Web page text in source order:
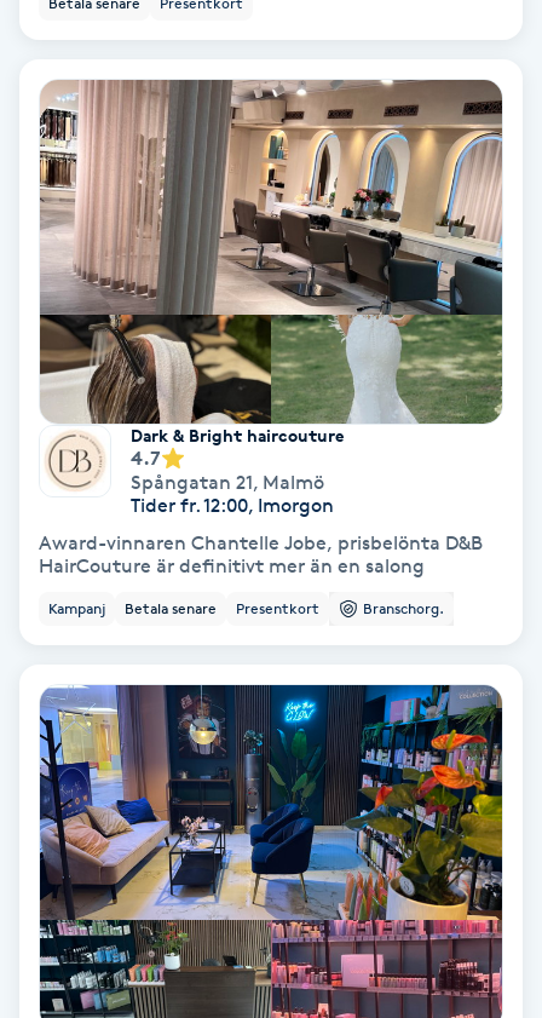
Babylights
Balayage
Bambumassage
Barber
Barnklippning
BIAB
Brynfärgning
Brynplockning
Bröllopsuppsättning
Celluliter
Dark & Bright haircouture
4.7
Spångatan 21, Malmö
Tider fr. 12:00, Imorgon
Award-vinnaren Chantelle Jobe, prisbelönta D&B
HairCouture är definitivt mer än en salong
Kampanj Betala senare Presentkort Branschorg.